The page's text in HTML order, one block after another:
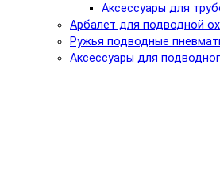
Аксессуары для
Арбалет для подводной
Ружья подводные
Аксессуары для